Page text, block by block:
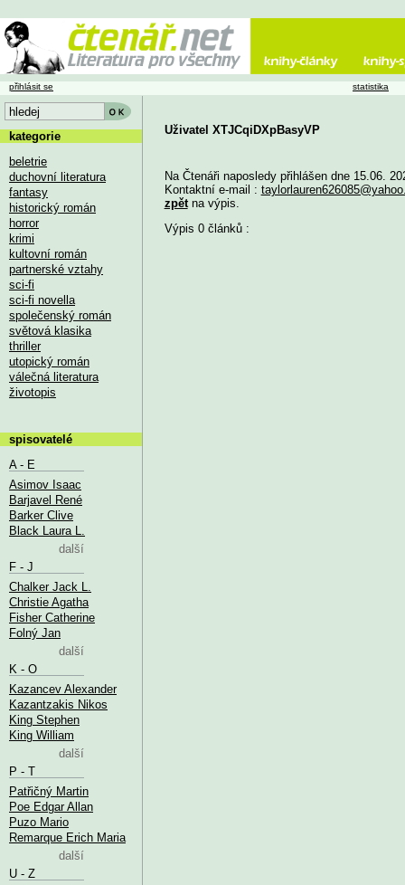
Uživatel XTJCqiDXpBasyVP
Na Čtenáři naposledy přihlášen dne 15.06.
Kontaktní e-mail :
zpětna výpis.
Výpis 0 článků :
přihlásit se statistika
kategorie
beletrie
duchovní literatura
fantasy
historický román
horror
krimi
kultovní román
partnerské vztahy
sci-fi
sci-fi novella
společenský román
světová klasika
thriller
utopický román
válečná literatura
životopis
spisovatelé
A - E
Asimov Isaac
Barjavel René
Barker Clive
Black Laura L.
další
F - J
Chalker Jack L.
Christie Agatha
Fisher Catherine
Folný Jan
další
K - O
Kazancev Alexander
Kazantzakis Nikos
King Stephen
King William
další
P - T
Patřičný Martin
Poe Edgar Allan
Puzo Mario
Remarque Erich Maria
další
U - Z